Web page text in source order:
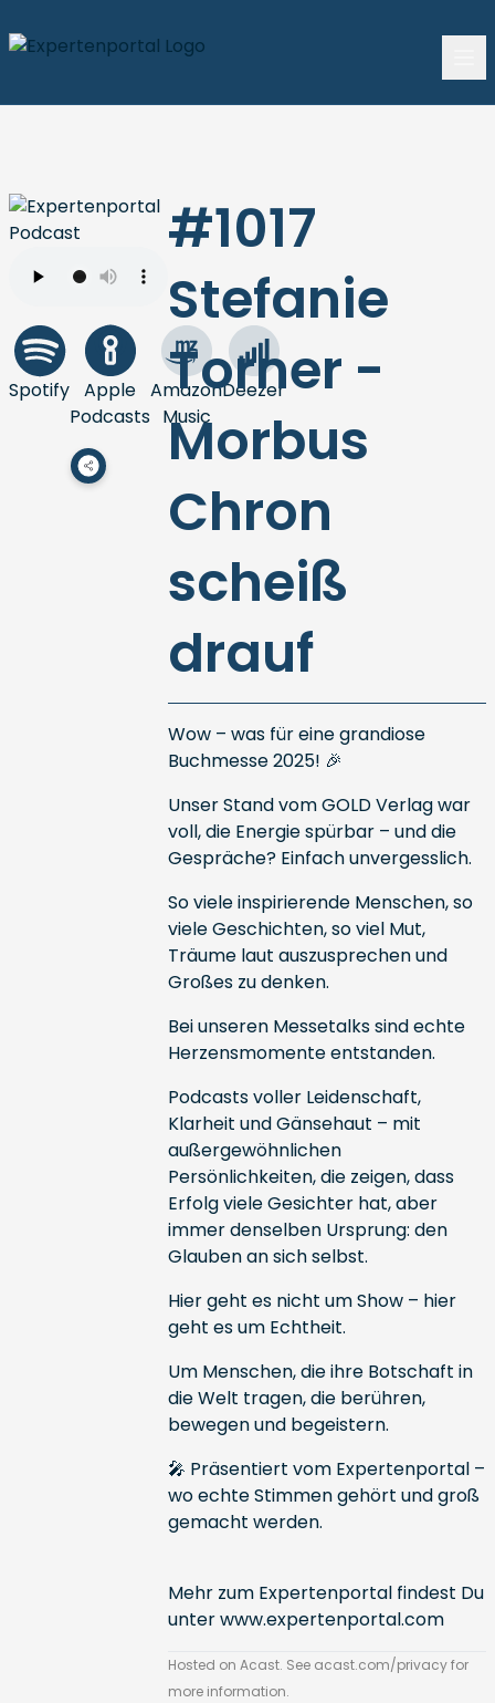
Spotify Apple
Podcasts
Amazon
Music
Deezer
#1017
Stefanie
Torner -
Morbus
Chron
scheiß
drauf
Wow – was für eine grandiose
Buchmesse 2025! 🎉
Unser Stand vom GOLD Verlag war
voll, die Energie spürbar – und die
Gespräche? Einfach unvergesslich.
So viele inspirierende Menschen, so
viele Geschichten, so viel Mut,
Träume laut auszusprechen und
Großes zu denken.
Bei unseren Messetalks sind echte
Herzensmomente entstanden.
Podcasts voller Leidenschaft,
Klarheit und Gänsehaut – mit
außergewöhnlichen
Persönlichkeiten, die zeigen, dass
Erfolg viele Gesichter hat, aber
immer denselben Ursprung: den
Glauben an sich selbst.
Hier geht es nicht um Show – hier
geht es um Echtheit.
Um Menschen, die ihre Botschaft in
die Welt tragen, die berühren,
bewegen und begeistern.
🎤 Präsentiert vom Expertenportal –
wo echte Stimmen gehört und groß
gemacht werden.
Mehr zum Expertenportal findest Du
unterwww.expertenportal.com
Hosted on Acast. See acast.com/privacyfor
more information.